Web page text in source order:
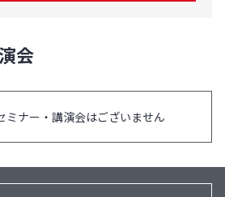
会
ミナー・講演会はございません